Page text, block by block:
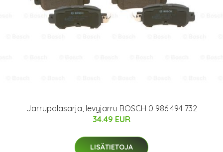
Jarrupalasarja, levyjarru BOSCH 0 986 494 732
34.49 EUR
LISÄTIETOJA